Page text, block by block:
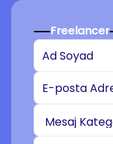
Freelancer